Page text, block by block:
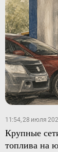
11:54, 28 июля
Крупные
топлива на